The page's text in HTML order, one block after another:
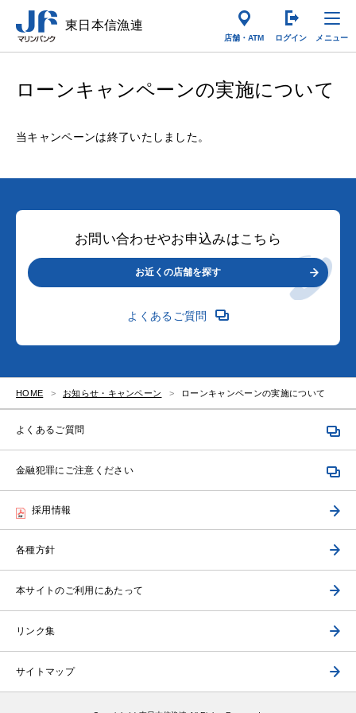
東日本信漁連
店舗・ATM ログイン
ローンキャンペーンの実施について
当キャンペーンは終了いたしました。
お問い合わせやお申込みはこちら
お近くの店舗を探す
よくあるご質問
HOME お知らせ・キャンペーン ローンキャンペーンの実施について
よくあるご質問
金融犯罪にご注意ください
採用情報
各種方針
本サイトのご利用にあたって
リンク集
サイトマップ